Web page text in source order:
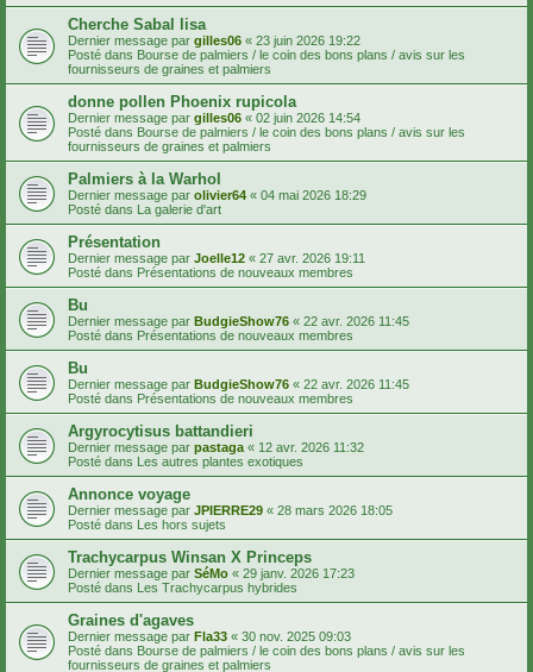
Cherche Sabal lisa
Dernier message par gilles06 « 23 juin 2026 19:22
Posté dans Bourse de palmiers / le coin des bons plans / avis sur les
fournisseurs de graines et palmiers
donne pollen Phoenix rupicola
Dernier message par gilles06 « 02 juin 2026 14:54
Posté dans Bourse de palmiers / le coin des bons plans / avis sur les
fournisseurs de graines et palmiers
Palmiers à la Warhol
Dernier message par olivier64 « 04 mai 2026 18:29
Posté dans La galerie d'art
Présentation
Dernier message par Joelle12 « 27 avr. 2026 19:11
Posté dans Présentations de nouveaux membres
Bu
Dernier message par BudgieShow76 « 22 avr. 2026 11:45
Posté dans Présentations de nouveaux membres
Bu
Dernier message par BudgieShow76 « 22 avr. 2026 11:45
Posté dans Présentations de nouveaux membres
Argyrocytisus battandieri
Dernier message par pastaga « 12 avr. 2026 11:32
Posté dans Les autres plantes exotiques
Annonce voyage
Dernier message par JPIERRE29 « 28 mars 2026 18:05
Posté dans Les hors sujets
Trachycarpus Winsan X Princeps
Dernier message par SéMo « 29 janv. 2026 17:23
Posté dans Les Trachycarpus hybrides
Graines d'agaves
Dernier message par Fla33 « 30 nov. 2025 09:03
Posté dans Bourse de palmiers / le coin des bons plans / avis sur les
fournisseurs de graines et palmiers